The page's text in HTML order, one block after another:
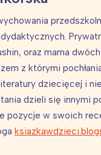
oraz mama
z którymi
dziecięcej i
dzieli się innymi
pozycje w swoich
Wybieram